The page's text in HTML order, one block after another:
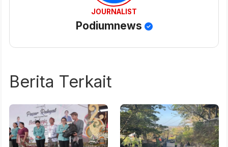
JOURNALIST
Podiumnews
Berita Terkait